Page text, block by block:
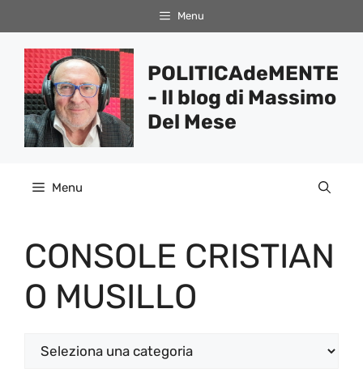
al
contenuto
Menu
POLITICAdeMENTE
- Il blog di Massimo
Del Mese
Menu
CONSOLE CRISTIAN
O MUSILLO
Categorie